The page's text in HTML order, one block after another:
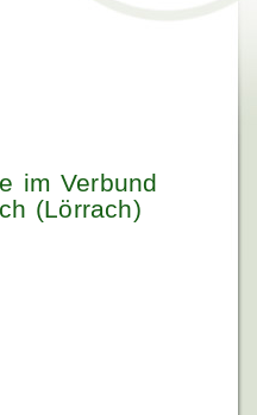
im Verbund
(Lörrach)